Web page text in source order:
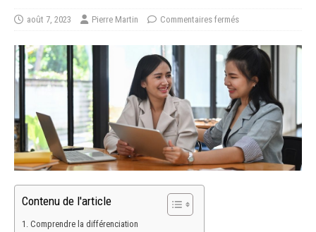
août 7, 2023 Pierre Martin Commentaires fermés
Contenu de l'article
Comprendre la différenciation